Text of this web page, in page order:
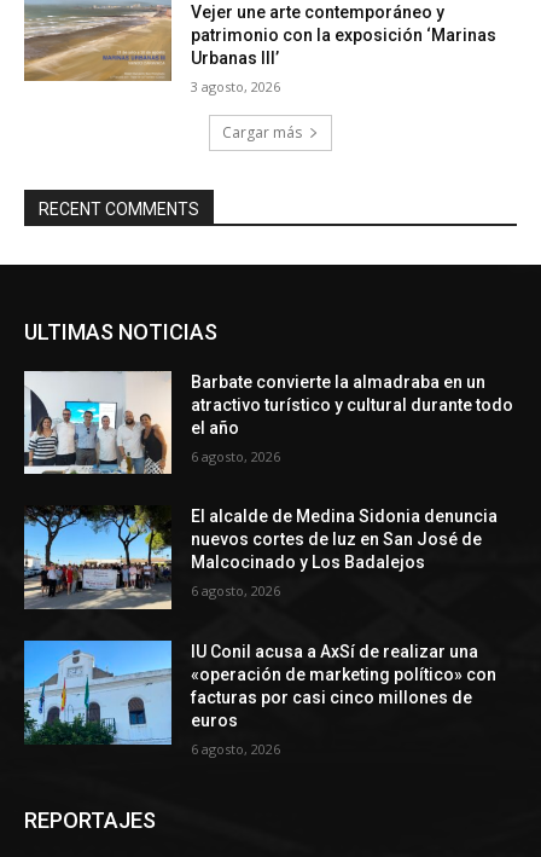
Vejer une arte contemporáneo y
patrimonio con la exposición ‘Marinas
Urbanas III’
3 agosto, 2026
Cargar más
RECENT COMMENTS
ULTIMAS NOTICIAS
Barbate convierte la almadraba en un
atractivo turístico y cultural durante todo
el año
6 agosto, 2026
El alcalde de Medina Sidonia denuncia
nuevos cortes de luz en San José de
Malcocinado y Los Badalejos
6 agosto, 2026
IU Conil acusa a AxSí de realizar una
«operación de marketing político» con
facturas por casi cinco millones de
euros
6 agosto, 2026
REPORTAJES